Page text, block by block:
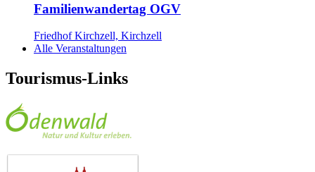
Familienwandertag OGV
Friedhof Kirchzell, Kirchzell
Alle Veranstaltungen
Tourismus-Links